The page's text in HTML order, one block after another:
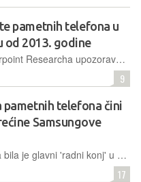
pametnih telefona u
od 2013. godine
Analitičari Counterpoint Researcha upozoravaju da će situacija za tržište pametnih telefona postati još gora
9
pametnih telefona čini
Samsungove
Mid range A serija bila je glavni 'radni konj' u čitavom Samsungovom portfelju pametnih telefona posljednjih nekoliko godina. Uređaji su dobili široku popularnost na globalnoj razini, snalazeći se dobro na različitim tržištima
17